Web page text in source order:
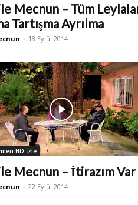
Mecnun – Tüm
Tartışma Ayrılma
- 18 Eylül 2014
HD İzle
Mecnun – İtirazım Var
- 22 Eylül 2014